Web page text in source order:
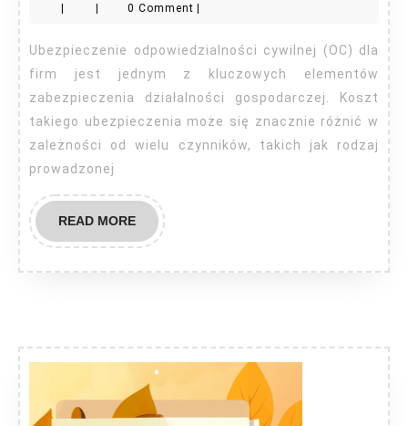
ubezpieczenie
OC
firmy?
| | 0 Comment |
Ubezpieczenie odpowiedzialności cywilnej (OC) dla
firm jest jednym z kluczowych elementów
zabezpieczenia działalności gospodarczej. Koszt
takiego ubezpieczenia może się znacznie różnić w
zależności od wielu czynników, takich jak rodzaj
prowadzonej
READ MOREREAD
MORE